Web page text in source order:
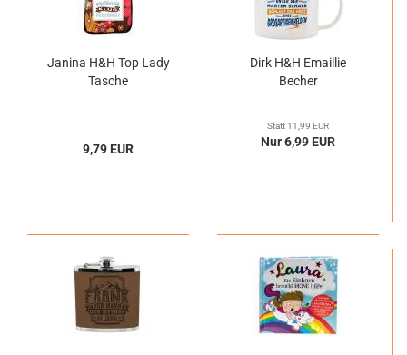
Janina H&H Top Lady
Tasche
9,79 EUR
Dirk H&H Emaillie
Becher
Statt 11,99 EUR
Nur 6,99 EUR